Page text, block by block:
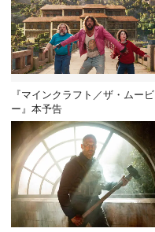
『マインクラフト／ザ・ムービ
ー』本予告